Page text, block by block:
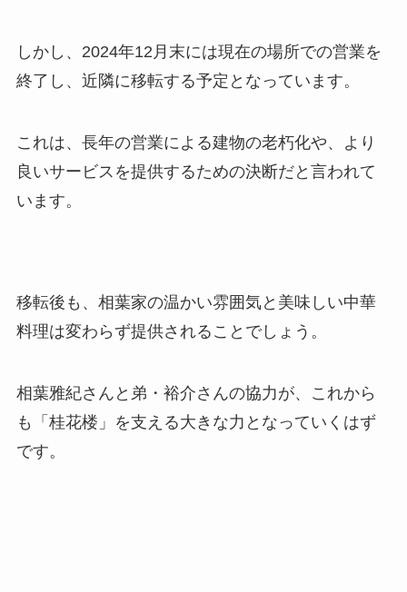
しかし、2024年12月末には現在の場所での営業を
終了し、近隣に移転する予定となっています。
これは、長年の営業による建物の老朽化や、より
良いサービスを提供するための決断だと言われて
います。
移転後も、相葉家の温かい雰囲気と美味しい中華
料理は変わらず提供されることでしょう。
相葉雅紀さんと弟・裕介さんの協力が、これから
も「桂花楼」を支える大きな力となっていくはず
です。